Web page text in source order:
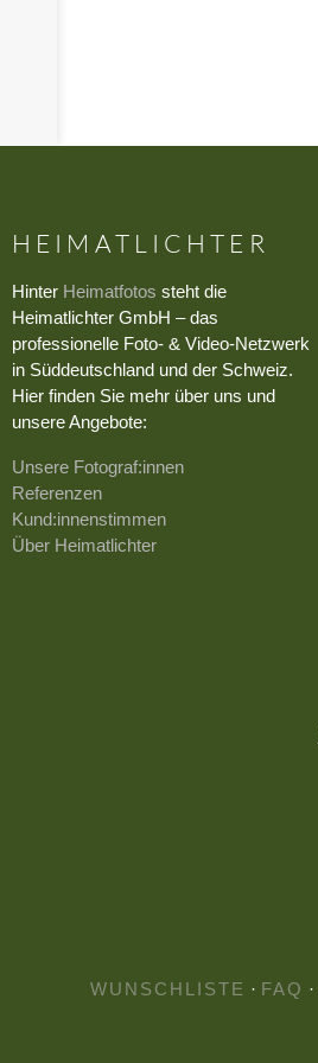
HEIMATLICHTER
Hinter Heimatfotos steht die
Heimatlichter GmbH – das
professionelle Foto- & Video-Netzwerk
in Süddeutschland und der Schweiz.
Hier finden Sie mehr über uns und
unsere Angebote:
Unsere Fotograf:innen
Referenzen
Kund:innenstimmen
Über Heimatlichter
WUNSCHLISTE · FAQ ·